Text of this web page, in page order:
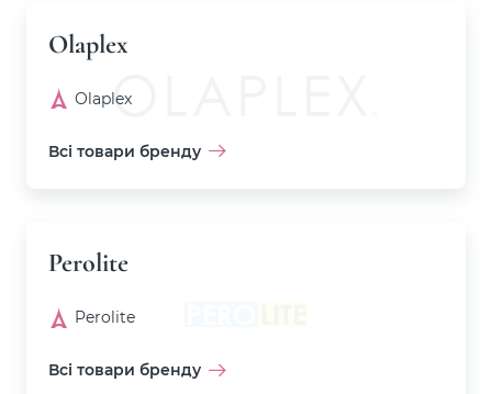
Olaplex
Olaplex
Всі товари бренду
Perolite
Perolite
Всі товари бренду